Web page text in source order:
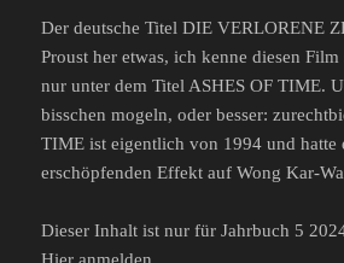
Der deutsche Titel DIE VERLORENE
Proust her etwas, ich kenne diesen
nur unter dem Titel ASHES OF TIME.
bisschen mogeln, oder besser:
TIME ist eigentlich von 1994 und hatte
erschöpfenden Effekt auf Wong Kar-
Dieser Inhalt ist nur für Jahrbuch 5
Hier anmelden